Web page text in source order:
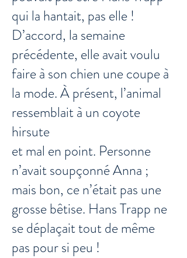
qui la hantait, pas elle !
D’accord, la semaine
précédente, elle avait voulu
faire à son chien une coupe à
la mode. À présent, l’animal
ressemblait à un coyote
hirsute
et mal en point. Personne
n’avait soupçonné Anna ;
mais bon, ce n’était pas une
grosse bêtise. Hans Trapp ne
se déplaçait tout de même
pas pour si peu !